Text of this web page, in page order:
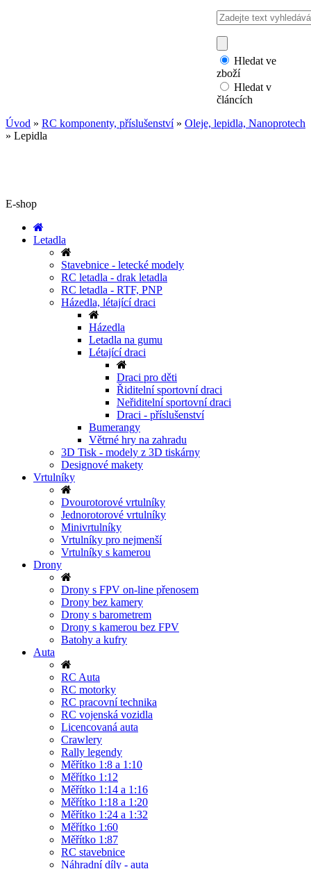
Hledat ve
zboží
Hledat v
článcích
Úvod » RC komponenty, příslušenství » Oleje, lepidla, Nanoprotech
» Lepidla
E-shop
Letadla
Stavebnice - letecké modely
RC letadla - drak letadla
RC letadla - RTF, PNP
Házedla, létající draci
Házedla
Letadla na gumu
Létající draci
Draci pro děti
Řiditelní sportovní draci
Neřiditelní sportovní draci
Draci - příslušenství
Bumerangy
Větrné hry na zahradu
3D Tisk - modely z 3D tiskárny
Designové makety
Vrtulníky
Dvourotorové vrtulníky
Jednorotorové vrtulníky
Minivrtulníky
Vrtulníky pro nejmenší
Vrtulníky s kamerou
Drony
Drony s FPV on-line přenosem
Drony bez kamery
Drony s barometrem
Drony s kamerou bez FPV
Batohy a kufry
Auta
RC Auta
RC motorky
RC pracovní technika
RC vojenská vozidla
Licencovaná auta
Crawlery
Rally legendy
Měřítko 1:8 a 1:10
Měřítko 1:12
Měřítko 1:14 a 1:16
Měřítko 1:18 a 1:20
Měřítko 1:24 a 1:32
Měřítko 1:60
Měřítko 1:87
RC stavebnice
Náhradní díly - auta